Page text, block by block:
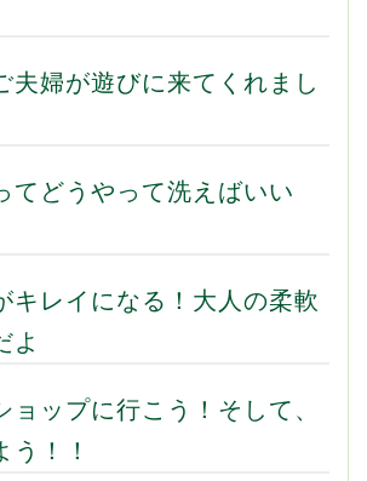
夫婦が遊びに来てくれまし
てどうやって洗えばいい
キレイになる！大人の柔軟
よ
ョップに行こう！そして、
う！！